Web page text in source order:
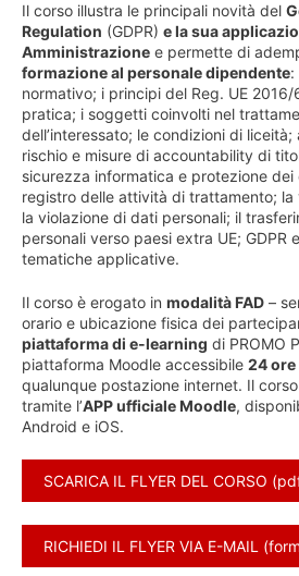
Il corso illustra le principali novità del
Regulation (GDPR) e la sua
Amministrazione e permette di
formazione al personale dipendente:
normativo; i principi del Reg. UE
pratica; i soggetti coinvolti nel
dell’interessato; le condizioni di
rischio e misure di accountability di
sicurezza informatica e protezione dei
registro delle attività di trattamento;
la violazione di dati personali; il
personali verso paesi extra UE; GDPR
tematiche applicative.
Il corso è erogato in modalità FAD –
orario e ubicazione fisica dei
piattaforma di e-learning di PROMO
piattaforma Moodle accessibile 24 ore
qualunque postazione internet. Il
tramite l’APP ufficiale Moodle,
Android e iOS.
SCARICA IL FLYER DEL CORSO
RICHIEDI IL FLYER VIA E-MAIL